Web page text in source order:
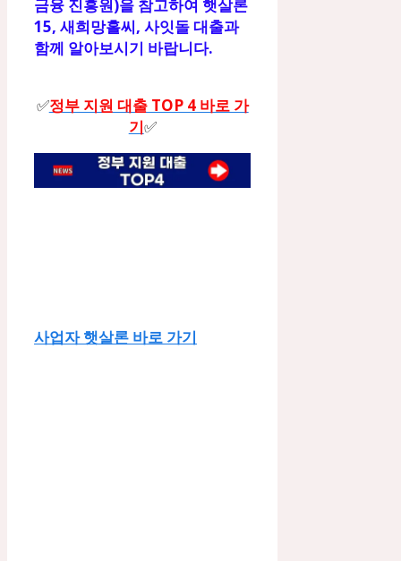
금융 진흥원)을 참고하여 햇살론
15, 새희망홀씨, 사잇돌 대출과
함께 알아보시기 바랍니다.
✅정부 지원 대출 TOP 4 바로 가
기✅
사업자 햇살론 바로 가기